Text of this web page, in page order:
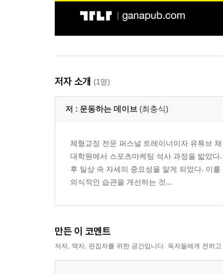
저자 소개 (1명)
저 : 운동하는 데이브 (최충식)
체형교정 전문 퍼스널 트레이너이자 유튜브
대학원에서 스포츠마케팅 석사 과정을 밟았
후 일상 속 자세의 중요성을 알게 되었다. 이
의식적인 습관을 개선하는 것...
만든 이 코멘트
저자, 역자, 편집자를 위한 공간입니다. 독자들에게 전하